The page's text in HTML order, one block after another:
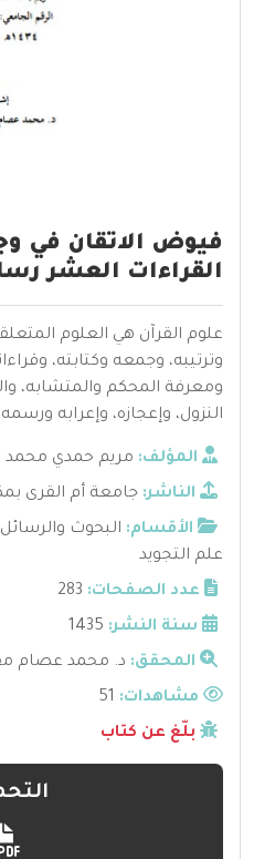
فيوض الاتقان في
القراءات العشر
علوم القرآن هي العلوم
وترتيبه، وجمعه وكتابته،
ومعرفة المحكم والمتشابه،
النزول، وإعجازه، وإعرابه
المؤلف: مريم حمدي محمد
الناشر: جامعة أم القرى
الأقسام: البحوث
علم التجويد
عدد الصفحات: 283
سنة النشر: 1435
المحقق: د. محمد عصام
مشاهدات:
بلّغ عن كتاب